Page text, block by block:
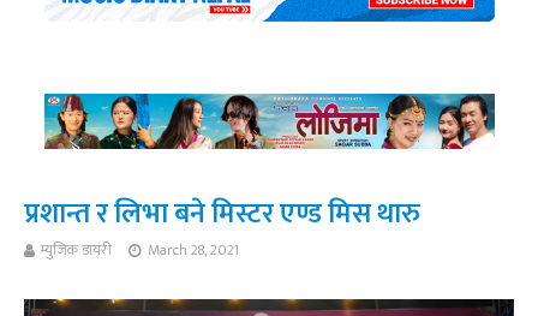
प्रशान्त र लिभा बने मिस्टर एण्ड मिस थारु
म्युजिक डायरी March 28, 2021